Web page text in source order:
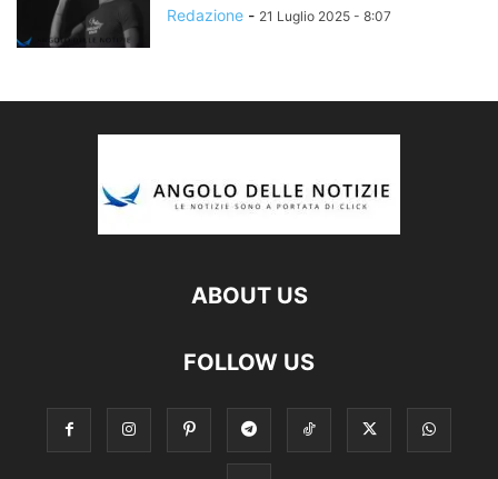
Redazione - 21 Luglio 2025 - 8:07
ABOUT US
FOLLOW US